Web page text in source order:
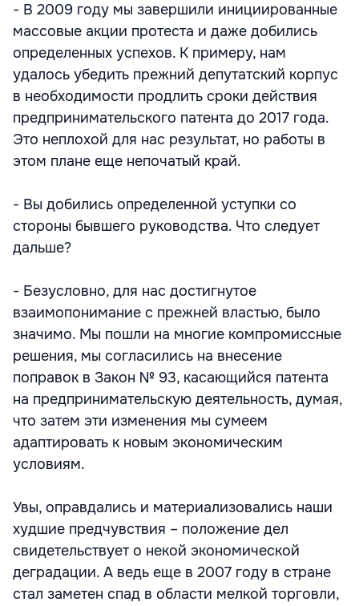
- В 2009 году мы завершили инициированные
массовые акции протеста и даже добились
определенных успехов. К примеру, нам
удалось убедить прежний депутатский корпус
в необходимости продлить сроки действия
предпринимательского патента до 2017 года.
Это неплохой для нас результат, но работы в
этом плане еще непочатый край.
- Вы добились определенной уступки со
стороны бывшего руководства. Что следует
дальше?
- Безусловно, для нас достигнутое
взаимопонимание с прежней властью, было
значимо. Мы пошли на многие компромиссные
решения, мы согласились на внесение
поправок в Закон № 93, касающийся патента
на предпринимательскую деятельность, думая,
что затем эти изменения мы сумеем
адаптировать к новым экономическим
условиям.
Увы, оправдались и материализовались наши
худшие предчувствия – положение дел
свидетельствует о некой экономической
деградации. А ведь еще в 2007 году в стране
стал заметен спад в области мелкой торговли,